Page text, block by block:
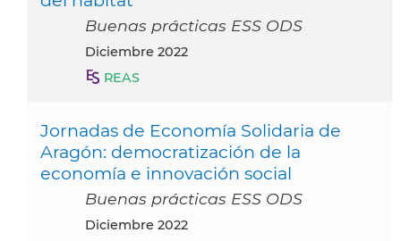
Buenas prácticas ESS ODS
diciembre 2022
REAS
Jornadas de Economía Solidaria de
Aragón: democratización de la
economía e innovación social
Buenas prácticas ESS ODS
diciembre 2022